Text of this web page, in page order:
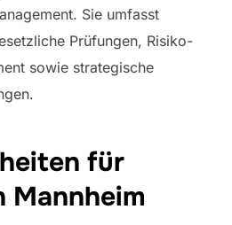
Sie umfasst
Prüfungen, Risiko-
sowie strategische
für
Mannheim